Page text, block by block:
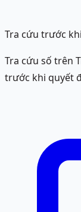
Tra cứu trước
Tra cứu số trên
trước khi quyết